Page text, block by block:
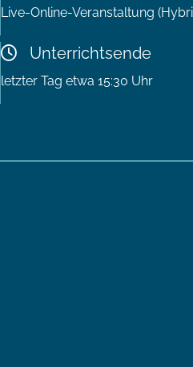
Live-Online-Veranstaltung
Unterrichtsende
letzter Tag etwa 15:30 Uhr